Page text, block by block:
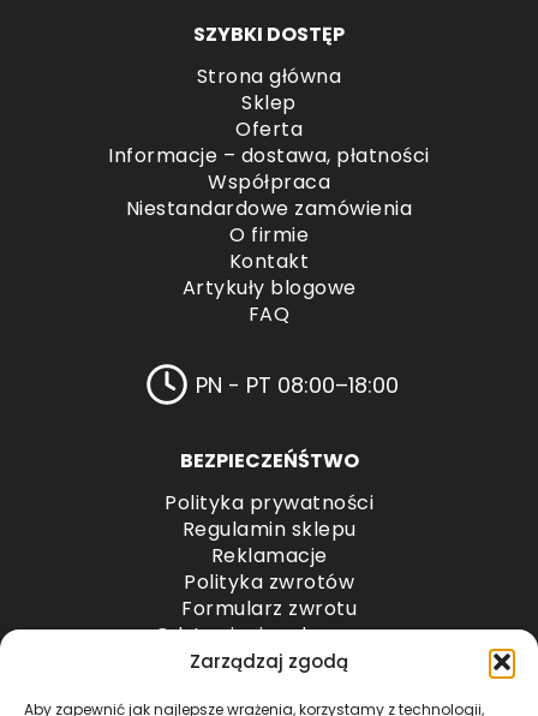
Zarządzaj zgodą
Aby zapewnić jak najlepsze wrażenia, korzystamy z technologii,
SZYBKI DOSTĘP
Strona główna
Sklep
Oferta
Informacje – dostawa, płatności
Współpraca
Niestandardowe zamówienia
O firmie
Kontakt
Artykuły blogowe
FAQ
PN - PT 08:00–18:00
BEZPIECZEŃŚTWO
Polityka prywatności
Regulamin sklepu
Reklamacje
Polityka zwrotów
Formularz zwrotu
Odstąpienie od umowy
Odstąpienie od umowy – przesyłki paletowe